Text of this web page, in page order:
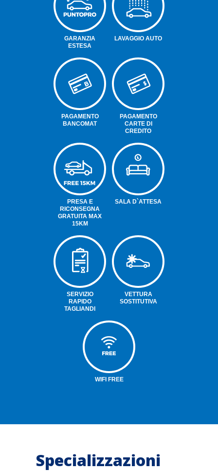
GARANZIA
ESTESA
LAVAGGIO AUTO
PAGAMENTO
BANCOMAT
PAGAMENTO
CARTE DI
CREDITO
PRESA E
RICONSEGNA
GRATUITA MAX
15KM
SALA D`ATTESA
SERVIZIO
RAPIDO
TAGLIANDI
VETTURA
SOSTITUTIVA
WIFI FREE
Specializzazioni